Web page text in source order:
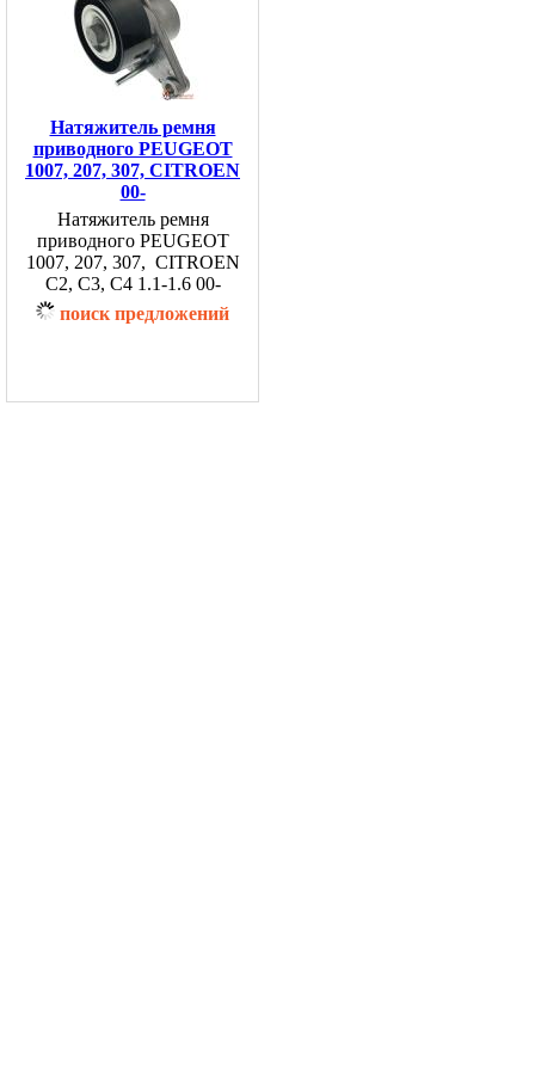
Натяжитель ремня
приводного PEUGEOT
1007, 207, 307, CITROEN
00-
Натяжитель ремня
приводного PEUGEOT
1007, 207, 307, CITROEN
C2, С3, С4 1.1-1.6 00-
поиск предложений